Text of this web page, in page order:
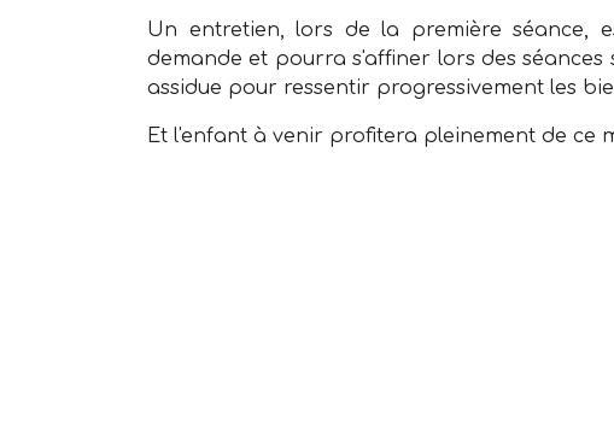
Un entretien, lors de la première séance,
demande et pourra s'affiner lors des séances
assidue pour ressentir progressivement les
Et l'enfant à venir profitera pleinement de ce